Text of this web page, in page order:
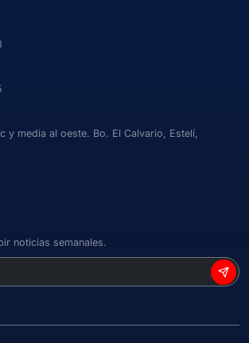
y media al oeste. Bo. El Calvario, Estelí,
noticias semanales.